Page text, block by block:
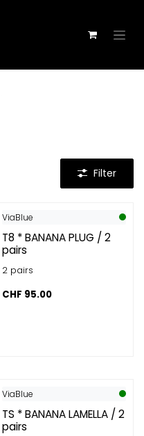
Filter
ViaBlue
T8 * BANANA PLUG / 2
pairs
2 pairs
CHF 95.00
ViaBlue
TS * BANANA LAMELLA / 2
pairs